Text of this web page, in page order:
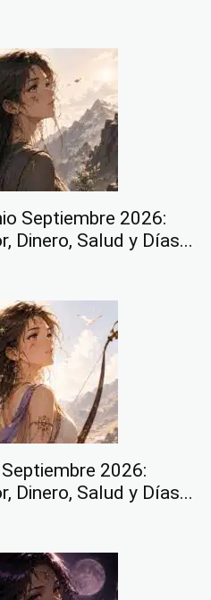
Septiembre 2026:
Dinero, Salud y Días...
2026:
Dinero, Salud y Días...